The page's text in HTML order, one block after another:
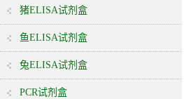
猪ELISA试剂盒
鱼ELISA试剂盒
兔ELISA试剂盒
PCR试剂盒